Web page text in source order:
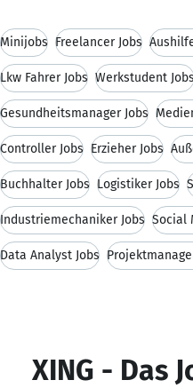
Minijobs Freelancer Jobs
Lkw Fahrer Jobs Werkstudent
Gesundheitsmanager Jobs
Controller Jobs Erzieher Jobs
Buchhalter Jobs Logistiker Jobs
Industriemechaniker Jobs Social
Data Analyst Jobs
XING - Das